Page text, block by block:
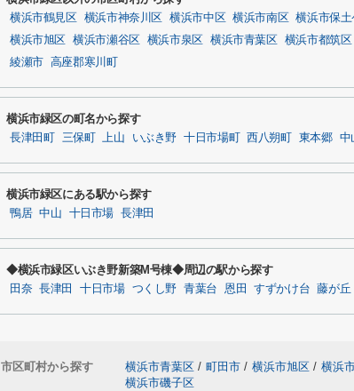
横浜市鶴見区 横浜市神奈川区 横浜市中区 横浜市南区 横浜市保土
横浜市旭区
横浜市瀬谷区 横浜市泉区 横浜市青葉区 横浜市都筑区
綾瀬市
高座郡寒川町
横浜市緑区の町名から探す
長津田町 三保町 上山 いぶき野 十日市場町 西八朔町 東本郷 中
横浜市緑区にある駅から探す
鴨居 中山 十日市場 長津田
◆横浜市緑区いぶき野新築M号棟◆周辺の駅から探す
田奈 長津田 十日市場 つくし野 青葉台 恩田 すずかけ台 藤が丘
市区町村から探す 横浜市青葉区 / 町田市 / 横浜市旭区 / 横浜
横浜市磯子区